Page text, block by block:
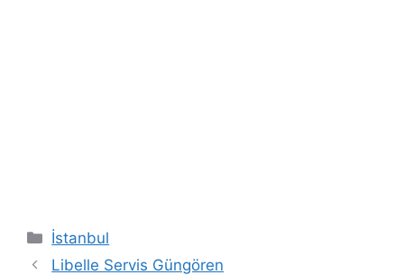
Kategoriler
İstanbul
Libelle Servis Güngören